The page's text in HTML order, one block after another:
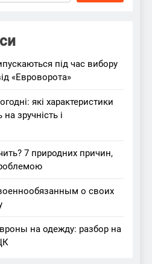
під час вибору
«Евроворота»
які характеристики
зручність і
7 природних причин,
о своих
на одежду: разбор на